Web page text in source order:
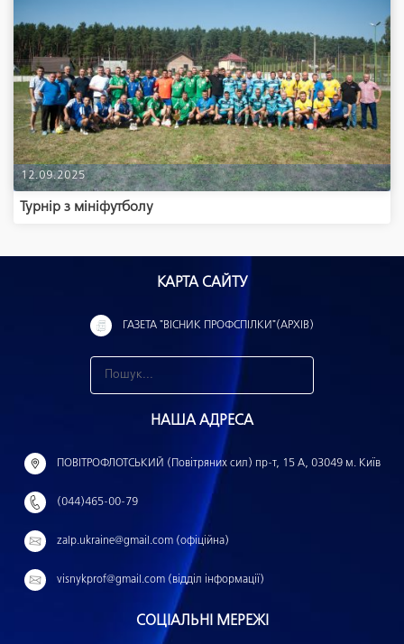
12.09.2025
Турнір з мініфутболу
КАРТА САЙТУ
ГАЗЕТА "ВІСНИК ПРОФСПІЛКИ"(АРХІВ)
н
й
:
НАША АДРЕСА
ПОВІТРОФЛОТСЬКИЙ (Повітряних сил) пр-т, 15 А, 03049 м. Київ
(044)465-00-79
zalp.ukraine@gmail.com (офіційна)
visnykprof@gmail.com (відділ інформації)
СОЦІАЛЬНІ МЕРЕЖІ